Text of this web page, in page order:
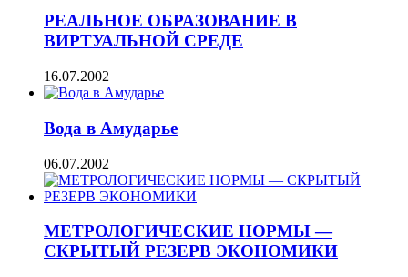
РЕАЛЬНОЕ ОБРАЗОВАНИЕ В
ВИРТУАЛЬНОЙ СРЕДЕ
16.07.2002
Вода в Амударье
06.07.2002
МЕТРОЛОГИЧЕСКИЕ НОРМЫ —
СКРЫТЫЙ РЕЗЕРВ ЭКОНОМИКИ